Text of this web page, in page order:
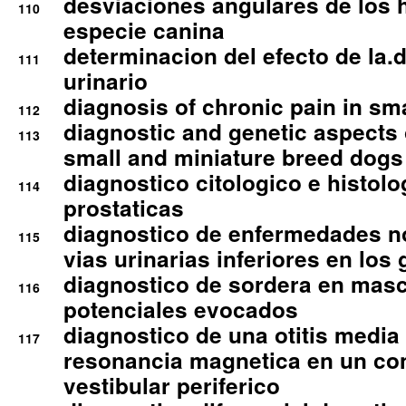
110
especie canina
111
determinacion del efecto de
urinario
112 diagnosis of chronic pain in
113
diagnostic and genetic
small and miniature breed
114
diagnostico citologico e
prostaticas
115
diagnostico de enfermedades
vias urinarias inferiores en los
116
diagnostico de sordera en
potenciales evocados
117
diagnostico de una otitis
resonancia magnetica en un
vestibular periferico